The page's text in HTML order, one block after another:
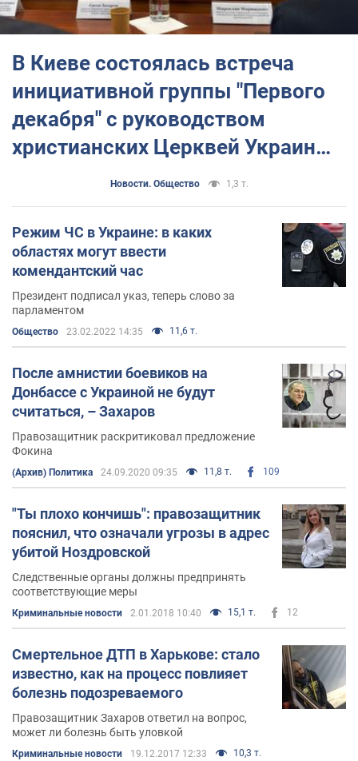
В Киеве состоялась встреча
инициативной группы "Первого
декабря" с руководством
христианских Церквей Украины.
Новости. Общество 1,3 т.
Режим ЧС в Украине: в каких
областях могут ввести
комендантский час
Президент подписал указ, теперь слово за
парламентом
Общество 23.02.2022 14:35 11,6 т.
После амнистии боевиков на
Донбассе с Украиной не будут
считаться, – Захаров
Правозащитник раскритиковал предложение
Фокина
(Архив) Политика 24.09.2020 09:35 11,8 т. 109
"Ты плохо кончишь": правозащитник
пояснил, что означали угрозы в адрес
убитой Ноздровской
Следственные органы должны предпринять
соответствующие меры
Криминальные новости 2.01.2018 10:40 15,1 т. 12
Смертельное ДТП в Харькове: стало
известно, как на процесс повлияет
болезнь подозреваемого
Правозащитник Захаров ответил на вопрос,
может ли болезнь быть уловкой
Криминальные новости 19.12.2017 12:33 10,3 т.